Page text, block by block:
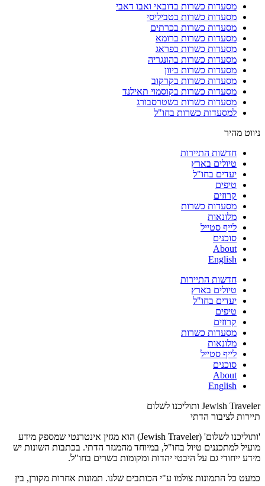
מסעדות כשרות בדובאי ואבו דאבי
מסעדות כשרות בטביליסי
מסעדות כשרות בכרתים
מסעדות כשרות ברומא
מסעדות כשרות בפראג
מסעדות כשרות בהונגריה
מסעדות כשרות ביוון
מסעדות כשרות בקרקוב
מסעדות כשרות בקוסמוי תאילנד
מסעדות כשרות בשטרסבורג
למסעדות כשרות בחו"ל
ניווט מהיר
חדשות התיירות
טיולים בארץ
יעדים בחו"ל
טיפים
קרוזים
מסעדות כשרות
מלונאות
לייף סטייל
סוכנים
About
English
חדשות התיירות
טיולים בארץ
יעדים בחו"ל
טיפים
קרוזים
מסעדות כשרות
מלונאות
לייף סטייל
סוכנים
About
English
Jewish Traveler ותוליכנו לשלום
תיירות לציבור הדתי
'ותוליכנו לשלום' (Jewish Traveler) הוא מגזין אינטרנטי שמספק מידע
מועיל למתכננים טיול בחו"ל, במיוחד מהמגזר הדתי. בכתבות השונות יש
מידע ייחודי גם על היבטי יהדות ומקומות כשרים בחו"ל.
כמעט כל התמונות צולמו ע"י הכותבים שלנו. תמונות אחרות מקורן, בין